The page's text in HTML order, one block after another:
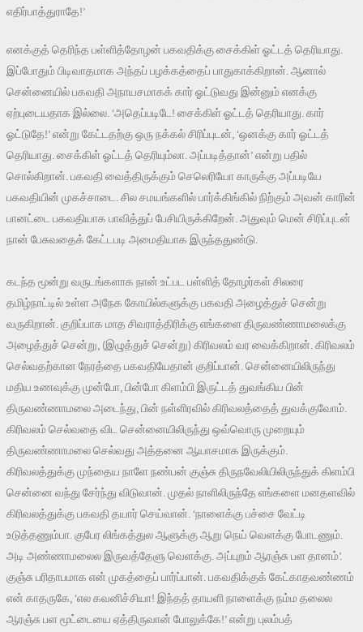
எதிர்பாத்துராதே!’
எனக்குத் தெரிந்த பள்ளித்தோழன் பகவதிக்கு சைக்கிள் ஓட்டத் தெரியாது.
இப்போதும் பிடிவாதமாக அந்தப் பழக்கத்தைப் பாதுகாக்கிறான். ஆனால்
சென்னையில் பகவதி அநாயசமாகக் கார் ஓட்டுவது இன்னும் எனக்கு
ஏற்புடையதாக இல்லை. ‘அதெப்படிடே! சைக்கிள் ஓட்டத் தெரியாது. கார்
ஓட்டுதே!’ என்று கேட்டதற்கு ஒரு நக்கல் சிரிப்புடன், ‘ஒனக்கு கார் ஓட்டத்
தெரியாது. சைக்கிள் ஓட்டத் தெரியும்லா. அப்படித்தான்’ என்று பதில்
சொல்கிறான். பகவதி வைத்திருக்கும் செலெரியோ காருக்கு அப்படியே
பகவதியின் முகச்சாடை. சில சமயங்களில் பார்க்கிங்கில் நிற்கும் அவன் காரின்
பானட்டை பகவதியாக பாவித்துப் பேசியிருக்கிறேன். அதுவும் மென் சிரிப்புடன்
நான் பேசுவதைக் கேட்டபடி அமைதியாக இருந்ததுண்டு.
கடந்த மூன்று வருடங்களாக நான் உட்பட பள்ளித் தோழர்கள் சிலரை
தமிழ்நாட்டில் உள்ள அநேக கோயில்களுக்கு பகவதி அழைத்துச் சென்று
வருகிறான். குறிப்பாக மாத சிவராத்திரிக்கு எங்களை திருவண்ணாமலைக்கு
அழைத்துச் சென்று, (இழுத்துச் சென்று) கிரிவலம் வர வைக்கிறான். கிரிவலம்
செல்வதற்கான நேரத்தை பகவதியேதான் குறிப்பான். சென்னையிலிருந்து
மதிய உணவுக்கு முன்போ, பின்போ கிளம்பி இருட்டத் துவங்கிய பின்
திருவண்ணாமலை அடைந்து, பின் நள்ளிரவில் கிரிவலத்தைத் துவக்குவோம்.
கிரிவலம் செல்வதை விட சென்னையிலிருந்து ஒவ்வொரு முறையும்
திருவண்ணாமலை செல்வது அத்தனை ஆயாசமாக இருக்கும்.
கிரிவலத்துக்கு முந்தைய நாளே நண்பன் குஞ்சு திருநவேலியிலிருந்துக் கிளம்பி
சென்னை வந்து சேர்ந்து விடுவான். முதல் நாளிலிருந்தே எங்களை மனதளவில்
கிரிவலத்துக்கு பகவதி தயார் செய்வான். ‘நாளைக்கு பச்சை வேட்டி
உடுத்தணும்பா. குபேர லிங்கத்துல ஆளுக்கு ஆறு நெய் வெளக்கு போடணும்.
அடி அண்ணாமலைல இருவத்தேளு வெளக்கு. அப்புறம் ஆரஞ்சு பள தானம்’.
குஞ்சு பரிதாபமாக என் முகத்தைப் பார்ப்பான். பகவதிக்குக் கேட்காதவண்ணம்
என் காதருகே, ‘எல கவனிச்சியா! இந்தத் தாயளி நாளைக்கு நம்ம தலைல
ஆரஞ்சு பள மூட்டையை ஏத்திருவான் போலுக்கே!’ என்று புலம்பத்